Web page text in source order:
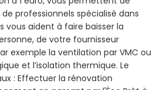
professionnels spécialisé dans
vous aident à faire baisser la
de votre fournisseur
exemple la ventilation par VMC ou
et l’isolation thermique. Le
: Effectuer la rénovation